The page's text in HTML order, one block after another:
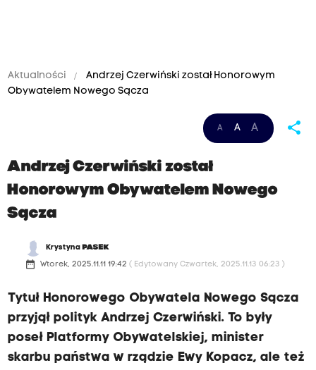
Aktualności
Andrzej Czerwiński został Honorowym
Obywatelem Nowego Sącza
A A A share
Andrzej Czerwiński został
Honorowym Obywatelem Nowego
Sącza
Krystyna PASEK
date_range Wtorek, 2025.11.11 19:42 ( Edytowany Czwartek, 2025.11.13 06:23 )
Tytuł Honorowego Obywatela Nowego Sącza
przyjął polityk Andrzej Czerwiński. To były
poseł Platformy Obywatelskiej, minister
skarbu państwa w rządzie Ewy Kopacz, ale też